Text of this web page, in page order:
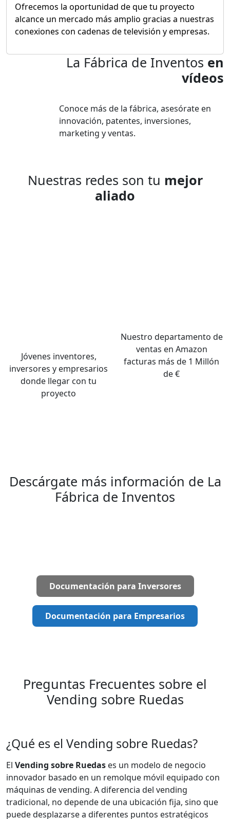
Ofrecemos la oportunidad de que tu proyecto
alcance un mercado más amplio gracias a nuestras
conexiones con cadenas de televisión y empresas.
La Fábrica de Inventos en
vídeos
Conoce más de la fábrica, asesórate en
innovación, patentes, inversiones,
marketing y ventas.
Nuestras redes son tu mejor
aliado
Jóvenes inventores,
inversores y empresarios
donde llegar con tu
proyecto
Nuestro departamento de
ventas en Amazon
facturas más de 1 Millón
de €
Descárgate más información de La
Fábrica de Inventos
Documentación para Inversores
Documentación para Empresarios
Preguntas Frecuentes sobre el
Vending sobre Ruedas
¿Qué es el Vending sobre Ruedas?
El Vending sobre Ruedas es un modelo de negocio
innovador basado en un remolque móvil equipado con
máquinas de vending. A diferencia del vending
tradicional, no depende de una ubicación fija, sino que
puede desplazarse a diferentes puntos estratégicos